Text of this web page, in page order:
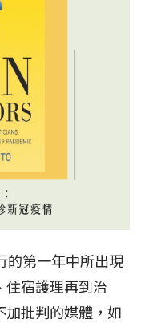
的第一年中所出現
住宿護理再到治
加批判的媒體，如